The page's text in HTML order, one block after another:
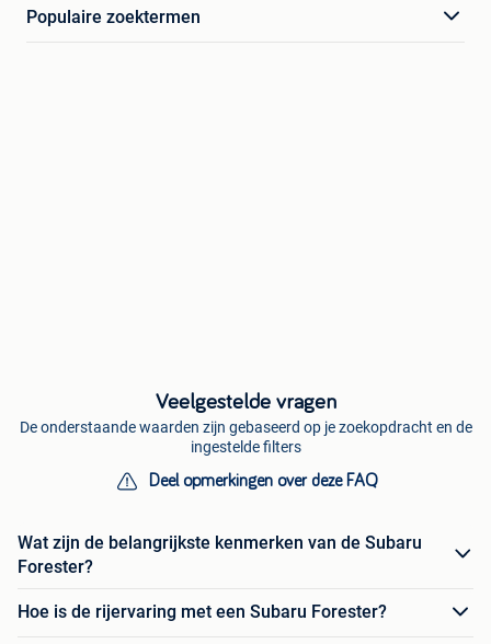
Populaire zoektermen
Veelgestelde vragen
De onderstaande waarden zijn gebaseerd op je zoekopdracht en de
ingestelde filters
Deel opmerkingen over deze FAQ
Wat zijn de belangrijkste kenmerken van de Subaru
Forester?
Hoe is de rijervaring met een Subaru Forester?